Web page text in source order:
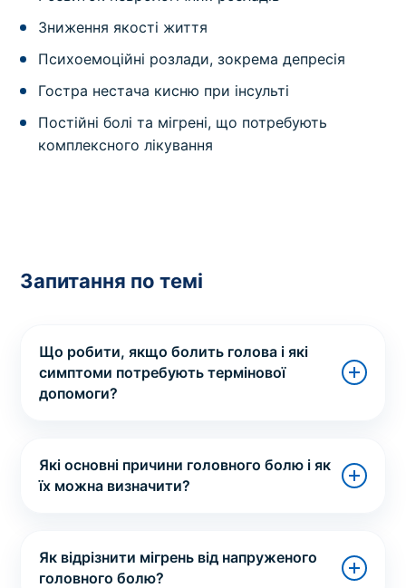
Зниження якості життя
Психоемоційні розлади, зокрема депресія
Гостра нестача кисню при інсульті
Постійні болі та мігрені, що потребують
комплексного лікування
Запитання по темі
Що робити, якщо болить голова і які
симптоми потребують термінової
допомоги?
Які основні причини головного болю і як
їх можна визначити?
Як відрізнити мігрень від напруженого
головного болю?